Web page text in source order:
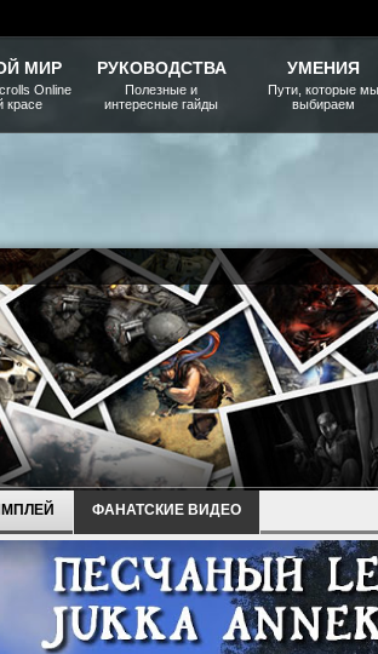
ФАНАТСКИЕ ВИДЕО
МИР
Online
красе
РУКОВОДСТВА
Полезные и
интересные гайды
УМЕНИЯ
Пути, которые мы
выбираем